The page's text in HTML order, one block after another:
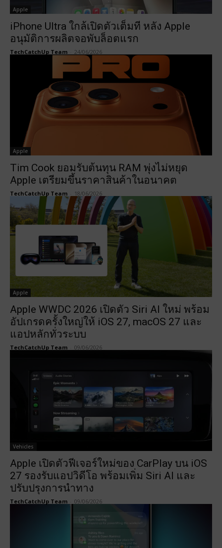
Apple
iPhone Ultra ใกล้เปิดตัวเต็มที หลัง Apple
อนุมัติการผลิตจอพับล็อตแรก
TechCatchUp Team 24/06/2026
Apple
Tim Cook ยอมรับต้นทุน RAM พุ่งไม่หยุด
Apple เตรียมขึ้นราคาสินค้าในอนาคต
TechCatchUp Team 18/06/2026
Apple
Apple WWDC 2026 เปิดตัว Siri AI ใหม่ พร้อม
อัปเกรดครั้งใหญ่ให้ iOS 27, macOS 27 และ
แอปหลักทั่วระบบ
TechCatchUp Team 09/06/2026
Vehicles
Apple เปิดตัวฟีเจอร์ใหม่ของ CarPlay บน iOS
27 รองรับแอปวิดีโอ พร้อมเพิ่ม Siri AI และ
ปรับปรุงการนำทาง
TechCatchUp Team 09/06/2026